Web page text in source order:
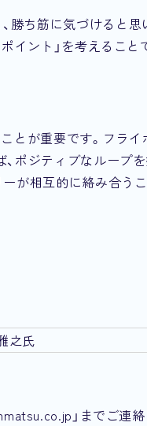
勝ち筋に気づけると
イント」を考えるこ
とが重要です。フラ
ポジティブなループ
が相互的に絡み合う
之氏
」までご連絡